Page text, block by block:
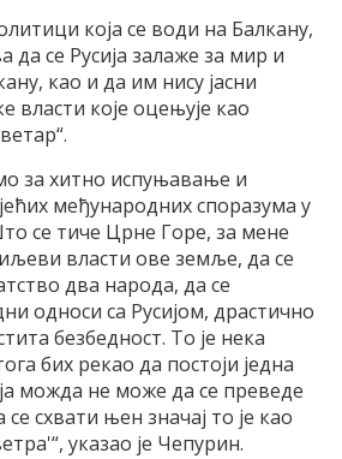
која се води на Балкану,
да се Русија залаже за мир и
као и да им нису јасни
власти које оцењује као
за хитно испуњавање и
међународних споразума у
се тиче Црне Горе, за мене
власти ове земље, да се
два народа, да се
односи са Русијом, драстично
безбедност. То је нека
бих рекао да постоји једна
можда не може да се преведе
схвати њен значај то је као
указао је Чепурин.